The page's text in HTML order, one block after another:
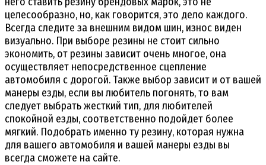
целесообразно, но, как говорится, это дело каждого.
Всегда следите за внешним видом шин, износ виден
визуально. При выборе резины не стоит сильно
экономить, от резины зависит очень многое, она
осуществляет непосредственное сцепление
автомобиля с дорогой. Также выбор зависит и от вашей
манеры езды, если вы любитель погонять, то вам
следует выбрать жесткий тип, для любителей
спокойной езды, соответственно подойдет более
мягкий. Подобрать именно ту резину, которая нужна
для вашего автомобиля и вашей манеры езды вы
всегда сможете на сайте.